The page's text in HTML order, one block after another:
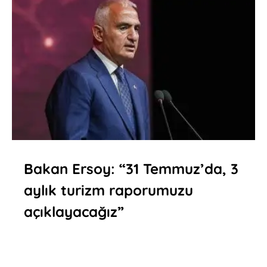
Bakan Ersoy: “31 Temmuz’da, 3
aylık turizm raporumuzu
açıklayacağız”